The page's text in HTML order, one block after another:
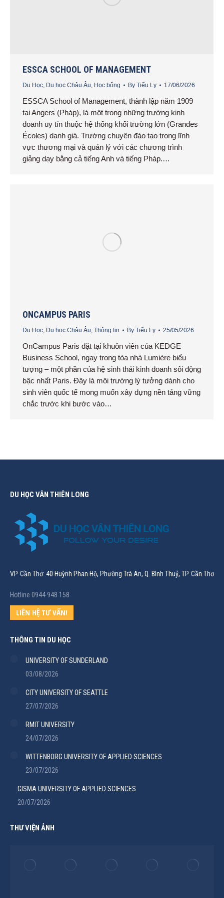
ESSCA SCHOOL OF MANAGEMENT
Du Học, Du học Châu Âu, Học bổng By Tiểu Ly 17/06/2026
ESSCA School of Management, thành lập năm 1909
tại Angers (Pháp), là một trong những trường kinh
doanh uy tín thuộc hệ thống khối trường lớn (Grandes
Écoles) danh giá. Trường chuyên đào tạo trong lĩnh
vực thương mại và quản lý với các chương trình
giảng dạy bằng cả tiếng Anh và tiếng Pháp.…
ONCAMPUS PARIS
Du Học Du học Châu Âu Thông tin By Tiểu Ly 25/05/2026
OnCampus Paris đặt tại khuôn viên của KEDGE
Business School, ngay trong tòa nhà Lumière biểu
tượng – một phần của hệ sinh thái kinh doanh sôi động
bậc nhất Paris. Đây là môi trường lý tưởng dành cho
sinh viên quốc tế mong muốn xây dựng nền tảng vững
chắc trước khi bước vào…
DU HỌC VÂN THIÊN LONG
VP. Cần Thơ: 40 Huỳnh Phan Hộ, Phường Trà An, Q. Bình Thuỷ, TP. Cần Thơ
Hotline 0944 948 158
LIÊN HỆ TƯ VẤN!
THÔNG TIN DU HỌC
UNIVERSITY OF SUNDERLAND
03/08/2026
CITY UNIVERSITY OF SEATTLE
27/07/2026
RMIT UNIVERSITY
24/07/2026
WITTENBORG UNIVERSITY OF APPLIED SCIENCES
23/07/2026
GISMA UNIVERSITY OF APPLIED SCIENCES
20/07/2026
THƯ VIỆN ẢNH